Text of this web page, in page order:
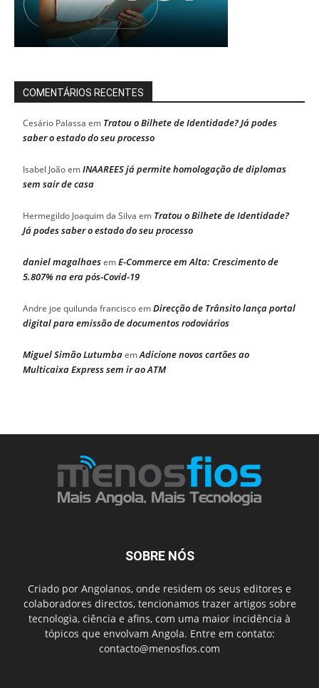
COMENTÁRIOS RECENTES
Cesário Palassa em Tratou o Bilhete de Identidade? Já podes
saber o estado do seu processo
Isabel JoãoemINAAREES já permite homologação de diplomas
sem sair de casa
Hermegildo Joaquim da Silva em Tratou o Bilhete de Identidade?
Já podes saber o estado do seu processo
daniel magalhaesemE-Commerce em Alta: Crescimento de
5.807% na era pós-Covid-19
Andre joe quilunda franciscoemDirecção de Trânsito lança portal
digital para emissão de documentos rodoviários
Miguel Simão LutumbaemAdicione novos cartões ao
Multicaixa Express sem ir ao ATM
SOBRE NÓS
Criado por Angolanos, onde residem os seus editores e
colaboradores directos, tencionamos trazer artigos sobre
tecnologia, ciência e afins, com uma maior incidência à
tópicos que envolvam Angola. Entre em contato:
contacto@menosfios.com